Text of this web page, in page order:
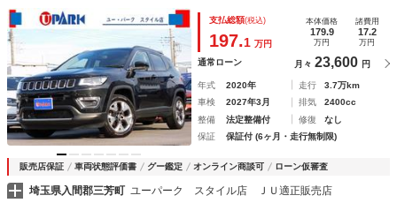
Ｐｌａｙ／ＤＴＶ／ＢＴオーディオ／スマキー／ヒーター付Ｐ
シート／ＰＷバックドア／Ｐアシスト／ルーフレール／１８Ａ
Ｗ／
支払総額(税込)
197.1 万円
本体価格
179.9
万円
諸費用
17.2
万円
通常ローン 月々 23,600 円
年式 2020年 走行
3.7万km
車検
2027年3月 排気
2400cc
整備
法定整備付 修復
なし
保証
保証付 (6ヶ月・走行無制限)
販売店保証 車両状態評価書 グー鑑定 オンライン商談可 ローン仮審査
埼玉県入間郡三芳町 ユーパーク スタイル店 ＪＵ適正販売店